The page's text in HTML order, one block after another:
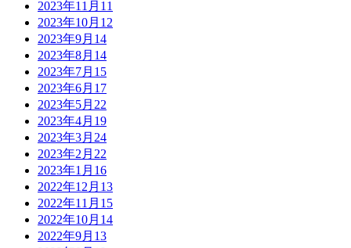
2023年11月 11
2023年10月 12
2023年9月 14
2023年8月 14
2023年7月 15
2023年6月 17
2023年5月 22
2023年4月 19
2023年3月 24
2023年2月 22
2023年1月 16
2022年12月 13
2022年11月 15
2022年10月 14
2022年9月 13